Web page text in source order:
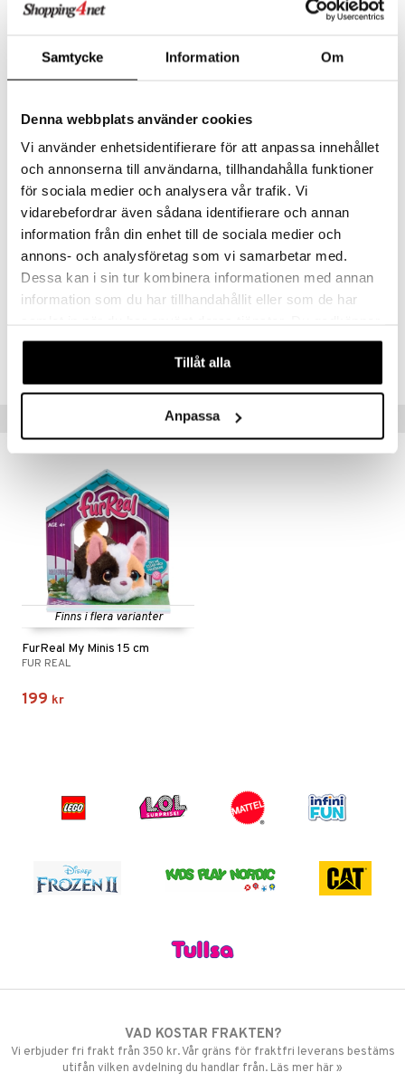
Samtycke Information Om
Denna webbplats använder cookies
Vi använder enhetsidentifierare för att anpassa innehållet
och annonserna till användarna, tillhandahålla funktioner
för sociala medier och analysera vår trafik. Vi
vidarebefordrar även sådana identifierare och annan
information från din enhet till de sociala medier och
annons- och analysföretag som vi samarbetar med.
Dessa kan i sin tur kombinera informationen med annan
information som du har tillhandahållit eller som de har
våra cookies vid fortsatt användande av vår webbplats.
Tillåt alla
Anpassa
gos när som helst. De ger omedelbar kärlek under raster,
Samla alla tre furReal Handfuls (säljs separat). Dessa interaktiva
De är perfekta som julklapp, födelsedagspresent eller överraskning!
Övrigt
4 år+
Artikelnr
Lägsta pris senaste 30 dagarna: 229 kr
Tips till dig
Finns i flera varianter
FurReal My Minis 15 cm
FUR REAL
199 kr
Mario
VAD KOSTAR FRAKTEN?
Vi erbjuder fri frakt från 350 kr. Vår gräns för fraktfri leverans bestäms
utifån vilken avdelning du handlar från. Läs mer här »